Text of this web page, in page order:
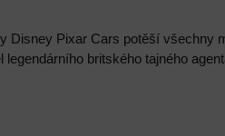
Disney Pixar Cars potěší všechny
britského tajného